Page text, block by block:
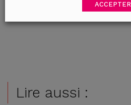
Lire aussi :
ACCEPTER